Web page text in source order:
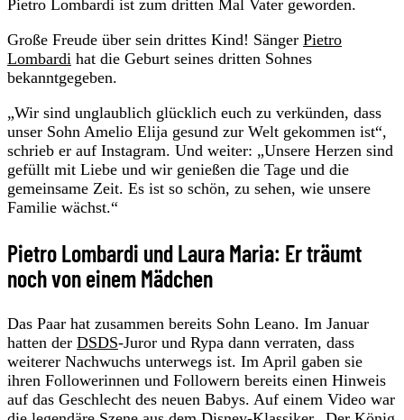
Pietro Lombardi ist zum dritten Mal Vater geworden.
Große Freude über sein drittes Kind! Sänger Pietro
Lombardi hat die Geburt seines dritten Sohnes
bekanntgegeben.
„Wir sind unglaublich glücklich euch zu verkünden, dass
unser Sohn Amelio Elija gesund zur Welt gekommen ist“,
schrieb er auf Instagram. Und weiter: „Unsere Herzen sind
gefüllt mit Liebe und wir genießen die Tage und die
gemeinsame Zeit. Es ist so schön, zu sehen, wie unsere
Familie wächst.“
Pietro Lombardi und Laura Maria: Er träumt
noch von einem Mädchen
Das Paar hat zusammen bereits Sohn Leano. Im Januar
hatten der DSDS-Juror und Rypa dann verraten, dass
weiterer Nachwuchs unterwegs ist. Im April gaben sie
ihren Followerinnen und Followern bereits einen Hinweis
auf das Geschlecht des neuen Babys. Auf einem Video war